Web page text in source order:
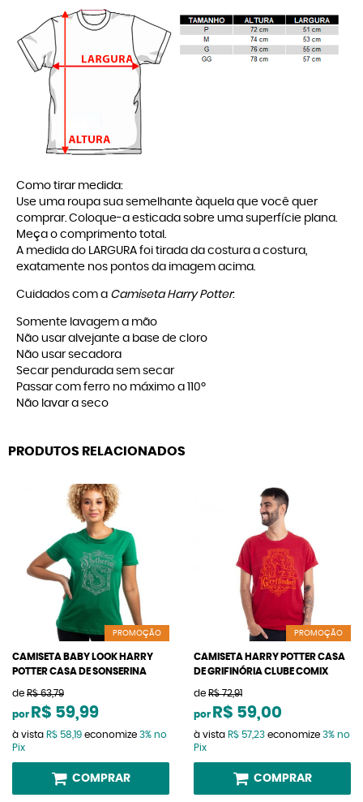
Como tirar medida:
Use uma roupa sua semelhante àquela que você quer
comprar. Coloque-a esticada sobre uma superfície plana.
Meça o comprimento total.
A medida do LARGURA foi tirada da costura a costura,
exatamente nos pontos da imagem acima.
Cuidados com a Camiseta Harry Potter:
Somente lavagem a mão
Não usar alvejante a base de cloro
Não usar secadora
Secar pendurada sem secar
Passar com ferro no máximo a 110º
Não lavar a seco
PRODUTOS RELACIONADOS
PROMOÇÃO
CAMISETA BABY LOOK HARRY
POTTER CASA DE SONSERINA
de R$ 63,79
por R$ 59,99
à vista R$ 58,19 economize 3% no
Pix
COMPRAR
PROMOÇÃO
CAMISETA HARRY POTTER CASA
DE GRIFINÓRIA CLUBE COMIX
de R$ 72,91
por R$ 59,00
à vista R$ 57,23 economize 3% no
Pix
COMPRAR